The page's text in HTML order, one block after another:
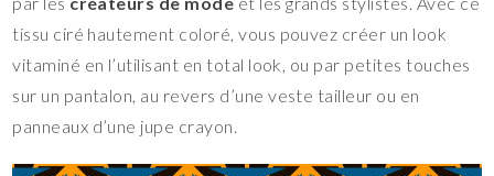
tissu ciré hautement coloré, vous pouvez créer un look
vitaminé en l’utilisant en total look, ou par petites touches
sur un pantalon, au revers d’une veste tailleur ou en
panneaux d’une jupe crayon.